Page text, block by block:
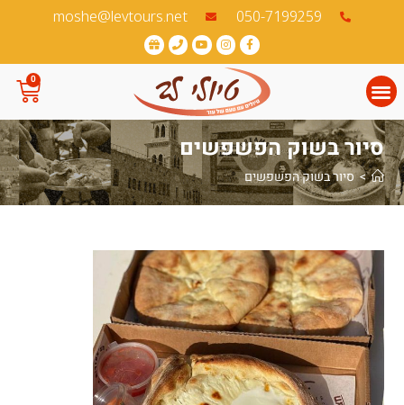
050-7199259‏
moshe@levtours.net
0
סיור בשוק הפשפשים
> סיור בשוק הפשפשים